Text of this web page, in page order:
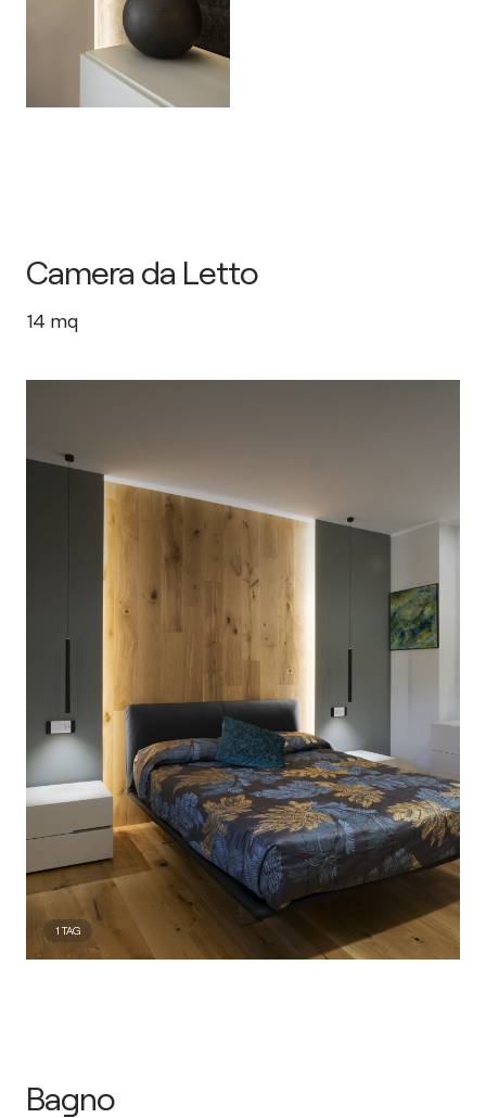
1TAG
Camera da Letto
14 mq
Bagno